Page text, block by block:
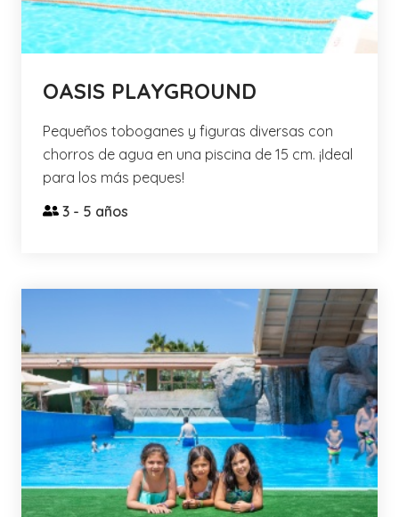
OASIS PLAYGROUND
Pequeños toboganes y figuras diversas con
chorros de agua en una piscina de 15 cm. ¡Ideal
para los más peques!
3 - 5 años